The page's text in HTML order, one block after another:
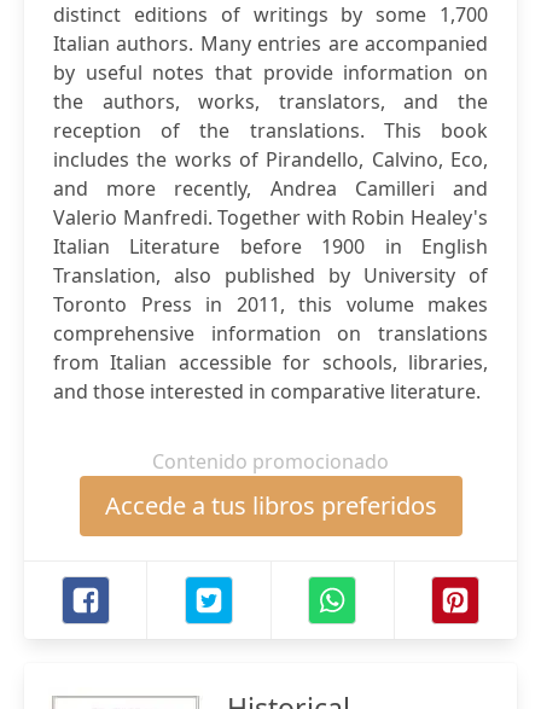
distinct editions of writings by some 1,700
Italian authors. Many entries are accompanied
by useful notes that provide information on
the authors, works, translators, and the
reception of the translations. This book
includes the works of Pirandello, Calvino, Eco,
and more recently, Andrea Camilleri and
Valerio Manfredi. Together with Robin Healey's
Italian Literature before 1900 in English
Translation, also published by University of
Toronto Press in 2011, this volume makes
comprehensive information on translations
from Italian accessible for schools, libraries,
and those interested in comparative literature.
Contenido promocionado
Accede a tus libros preferidos